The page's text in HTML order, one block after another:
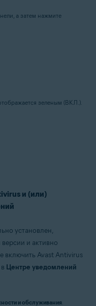
а затем нажмите
зеленым (ВКЛ.).
и (или)
установлен,
и активно
включить Avast Antivirus
Центре уведомлений
и обслуживания.